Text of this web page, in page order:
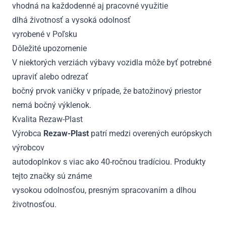
vhodná na každodenné aj pracovné využitie
dlhá životnosť a vysoká odolnosť
vyrobené v Poľsku
Dôležité upozornenie
V niektorých verziách výbavy vozidla môže byť potrebné
upraviť alebo odrezať
bočný prvok vaničky v prípade, že batožinový priestor
nemá bočný výklenok.
Kvalita Rezaw-Plast
Výrobca Rezaw-Plast patrí medzi overených európskych
výrobcov
autodoplnkov s viac ako 40-ročnou tradíciou. Produkty
tejto značky sú známe
vysokou odolnosťou, presným spracovaním a dlhou
životnosťou.